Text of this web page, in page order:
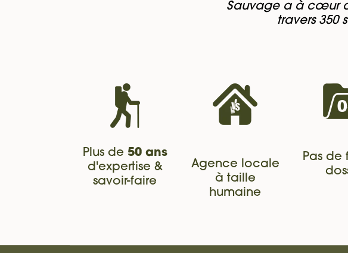
Sauvage a à cœur
travers 350
Plus de 50 ans
d'expertise &
savoir-faire
Agence locale
à taille
humaine
Pas de